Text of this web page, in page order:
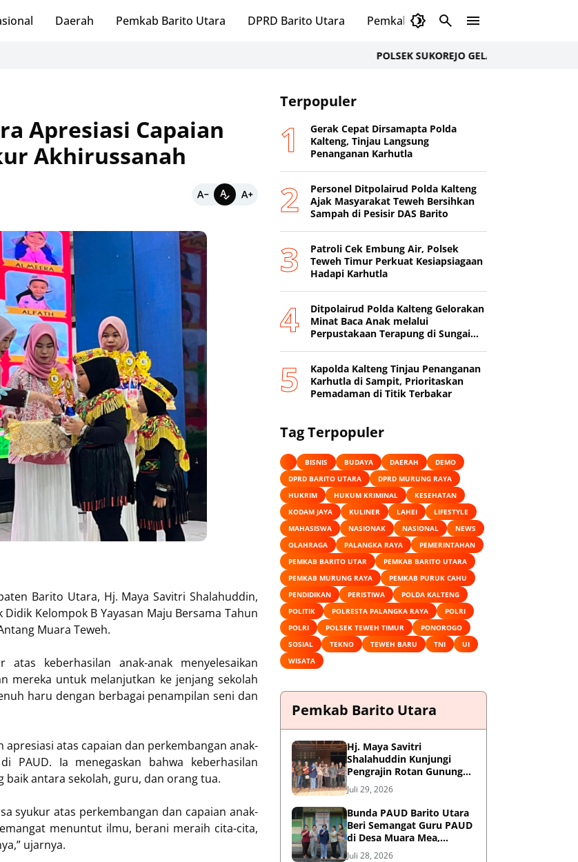
Daerah Pemkab Barito Utara DPRD Barito Utara Pemkab Murung Raya
POLSEK SUKOREJO GELAR CIPTA KONDISI
Apresiasi Capaian
Akhirussanah
Barito Utara, Hj. Maya Savitri Shalahuddin,
Kelompok B Yayasan Maju Bersama Tahun
Muara Teweh.
keberhasilan anak-anak menyelesaikan
mereka untuk melanjutkan ke jenjang sekolah
haru dengan berbagai penampilan seni dan
atas capaian dan perkembangan anak-
PAUD. Ia menegaskan bahwa keberhasilan
baik antara sekolah, guru, dan orang tua.
syukur atas perkembangan dan capaian anak-
menuntut ilmu, berani meraih cita-cita,
ujarnya.
Terpopuler
Gerak Cepat Dirsamapta Polda
Kalteng, Tinjau Langsung
Penanganan Karhutla
Personel Ditpolairud Polda Kalteng
Ajak Masyarakat Teweh Bersihkan
Sampah di Pesisir DAS Barito
Patroli Cek Embung Air, Polsek
Teweh Timur Perkuat Kesiapsiagaan
Hadapi Karhutla
Ditpolairud Polda Kalteng Gelorakan
Minat Baca Anak melalui
Perpustakaan Terapung di Sungai
Kapolda Kalteng Tinjau Penanganan
Karhutla di Sampit, Prioritaskan
Pemadaman di Titik Terbakar
Tag Terpopuler
BISNIS BUDAYA DAERAH
DEMO
DPRD BARITO UTARA
DPRD MURUNG RAYA
HUKRIM
HUKUM KRIMINAL
KESEHATAN
KODAM JAYA
KULINER LAHEI
LIFESTYLE
MAHASISWA
NASIONAK NASIONAL
NEWS
OLAHRAGA
PALANGKA RAYA
PEMERINTAHAN
PEMKAB BARITO UTAR
PEMKAB BARITO UTARA
PEMKAB MURUNG RAYA
PEMKAB PURUK CAHU
PENDIDIKAN
PERISTIWA
POLDA KALTENG
POLITIK
POLRESTA PALANGKA RAYA
POLRI
POLRI
POLSEK TEWEH TIMUR
PONOROGO
SOSIAL
TEKNO TEWEH BARU TNI
UI
WISATA
Pemkab Barito Utara
Hj. Maya Savitri
Shalahuddin Kunjungi
Pengrajin Rotan Gunung
Purei, Dorong HAKI dan
Penguatan UMKM Berbasis
Kearifan Lokal
Juli 29, 2026
Bunda PAUD Barito Utara
Beri Semangat Guru PAUD
di Desa Muara Mea,
Gunung Purei
Juli 28, 2026